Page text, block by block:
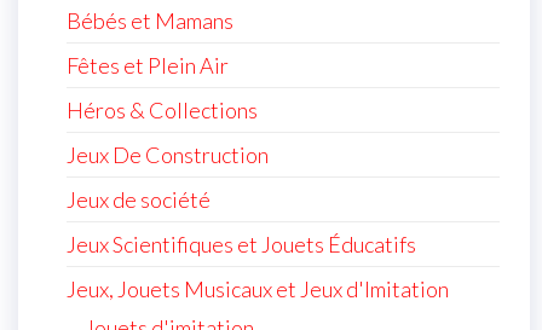
Bébés et Mamans
Fêtes et Plein Air
Héros & Collections
Jeux De Construction
Jeux de société
Jeux Scientifiques et Jouets Éducatifs
Jeux, Jouets Musicaux et Jeux d'Imitation